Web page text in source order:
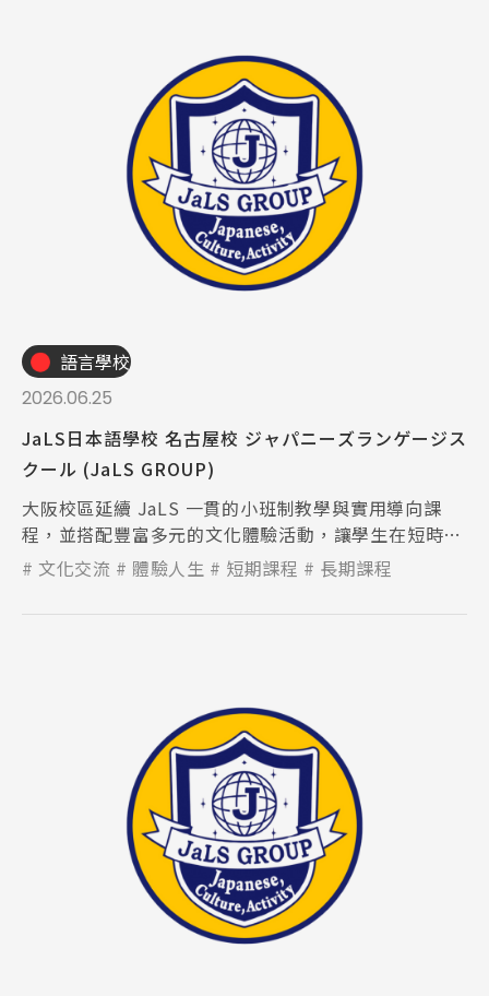
語言學校
2026.06.25
JaLS日本語學校 名古屋校 ジャパニーズランゲージス
クール (JaLS GROUP)
大阪校區延續 JaLS 一貫的小班制教學與實用導向課
程，並搭配豐富多元的文化體驗活動，讓學生在短時間
內有效提升日語能力。
文化交流 體驗人生 短期課程 長期課程